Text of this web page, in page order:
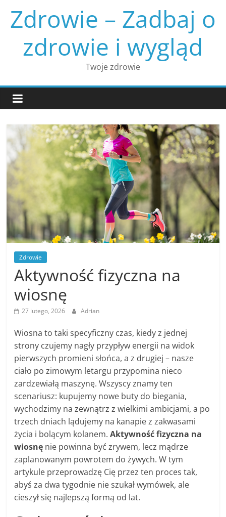
content
Zdrowie – Zadbaj o
zdrowie i wygląd
Twoje zdrowie
Zdrowie
Aktywność fizyczna na
wiosnę
27 lutego, 2026 Adrian
Wiosna to taki specyficzny czas, kiedy z jednej
strony czujemy nagły przypływ energii na widok
pierwszych promieni słońca, a z drugiej – nasze
ciało po zimowym letargu przypomina nieco
zardzewiałą maszynę. Wszyscy znamy ten
scenariusz: kupujemy nowe buty do biegania,
wychodzimy na zewnątrz z wielkimi ambicjami, a po
trzech dniach lądujemy na kanapie z zakwasami
życia i bolącym kolanem.Aktywność fizyczna na
wiosnę nie powinna być zrywem, lecz mądrze
zaplanowanym powrotem do żywych. W tym
artykule przeprowadzę Cię przez ten proces tak,
abyś za dwa tygodnie nie szukał wymówek, ale
cieszył się najlepszą formą od lat.